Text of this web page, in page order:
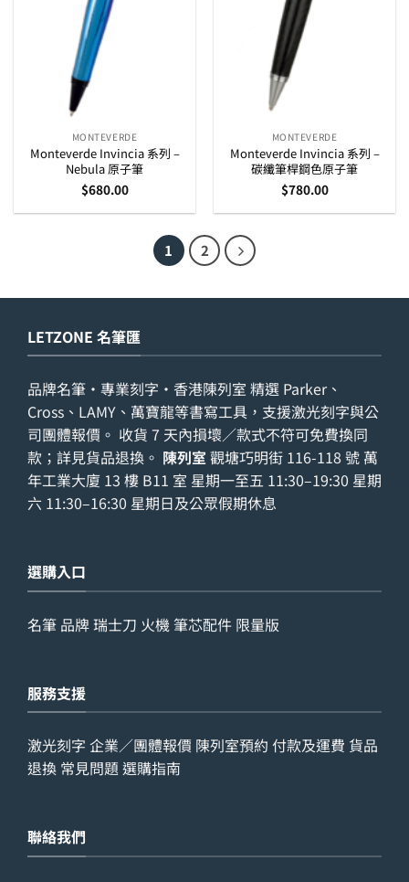
MONTEVERDE
Monteverde Invincia 系列 –
Nebula 原子筆
$680.00
MONTEVERDE
Monteverde Invincia 系列 –
碳纖筆桿鋼色原子筆
$780.00
1 2
LETZONE 名筆匯
品牌名筆・專業刻字・香港陳列室 精選 Parker、
Cross、LAMY、萬寶龍等書寫工具，支援激光刻字與公
司團體報價。 收貨 7 天內損壞／款式不符可免費換同
款；詳見貨品退換 。 陳列室 觀塘巧明街 116-118 號 萬
年工業大廈 13 樓 B11 室 星期一至五 11:30–19:30 星期
六 11:30–16:30 星期日及公眾假期休息
選購入口
名筆 品牌瑞士刀 火機筆芯配件 限量版
服務支援
激光刻字 企業／團體報價 陳列室預約 付款及運費 貨品
退換 常見問題 選購指南
聯絡我們